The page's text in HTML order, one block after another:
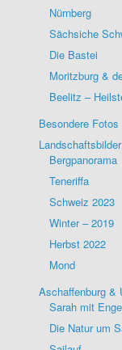
Nürnberg
Sächsiche
Die Bastei
Moritzburg &
Beelitz –
Besondere Fotos
Landschaftsbilder
Bergpanorama
Teneriffa
Schweiz 2023
Winter – 2019
Herbst 2022
Mond
Aschaffenburg &
Sarah mit
Die Natur um